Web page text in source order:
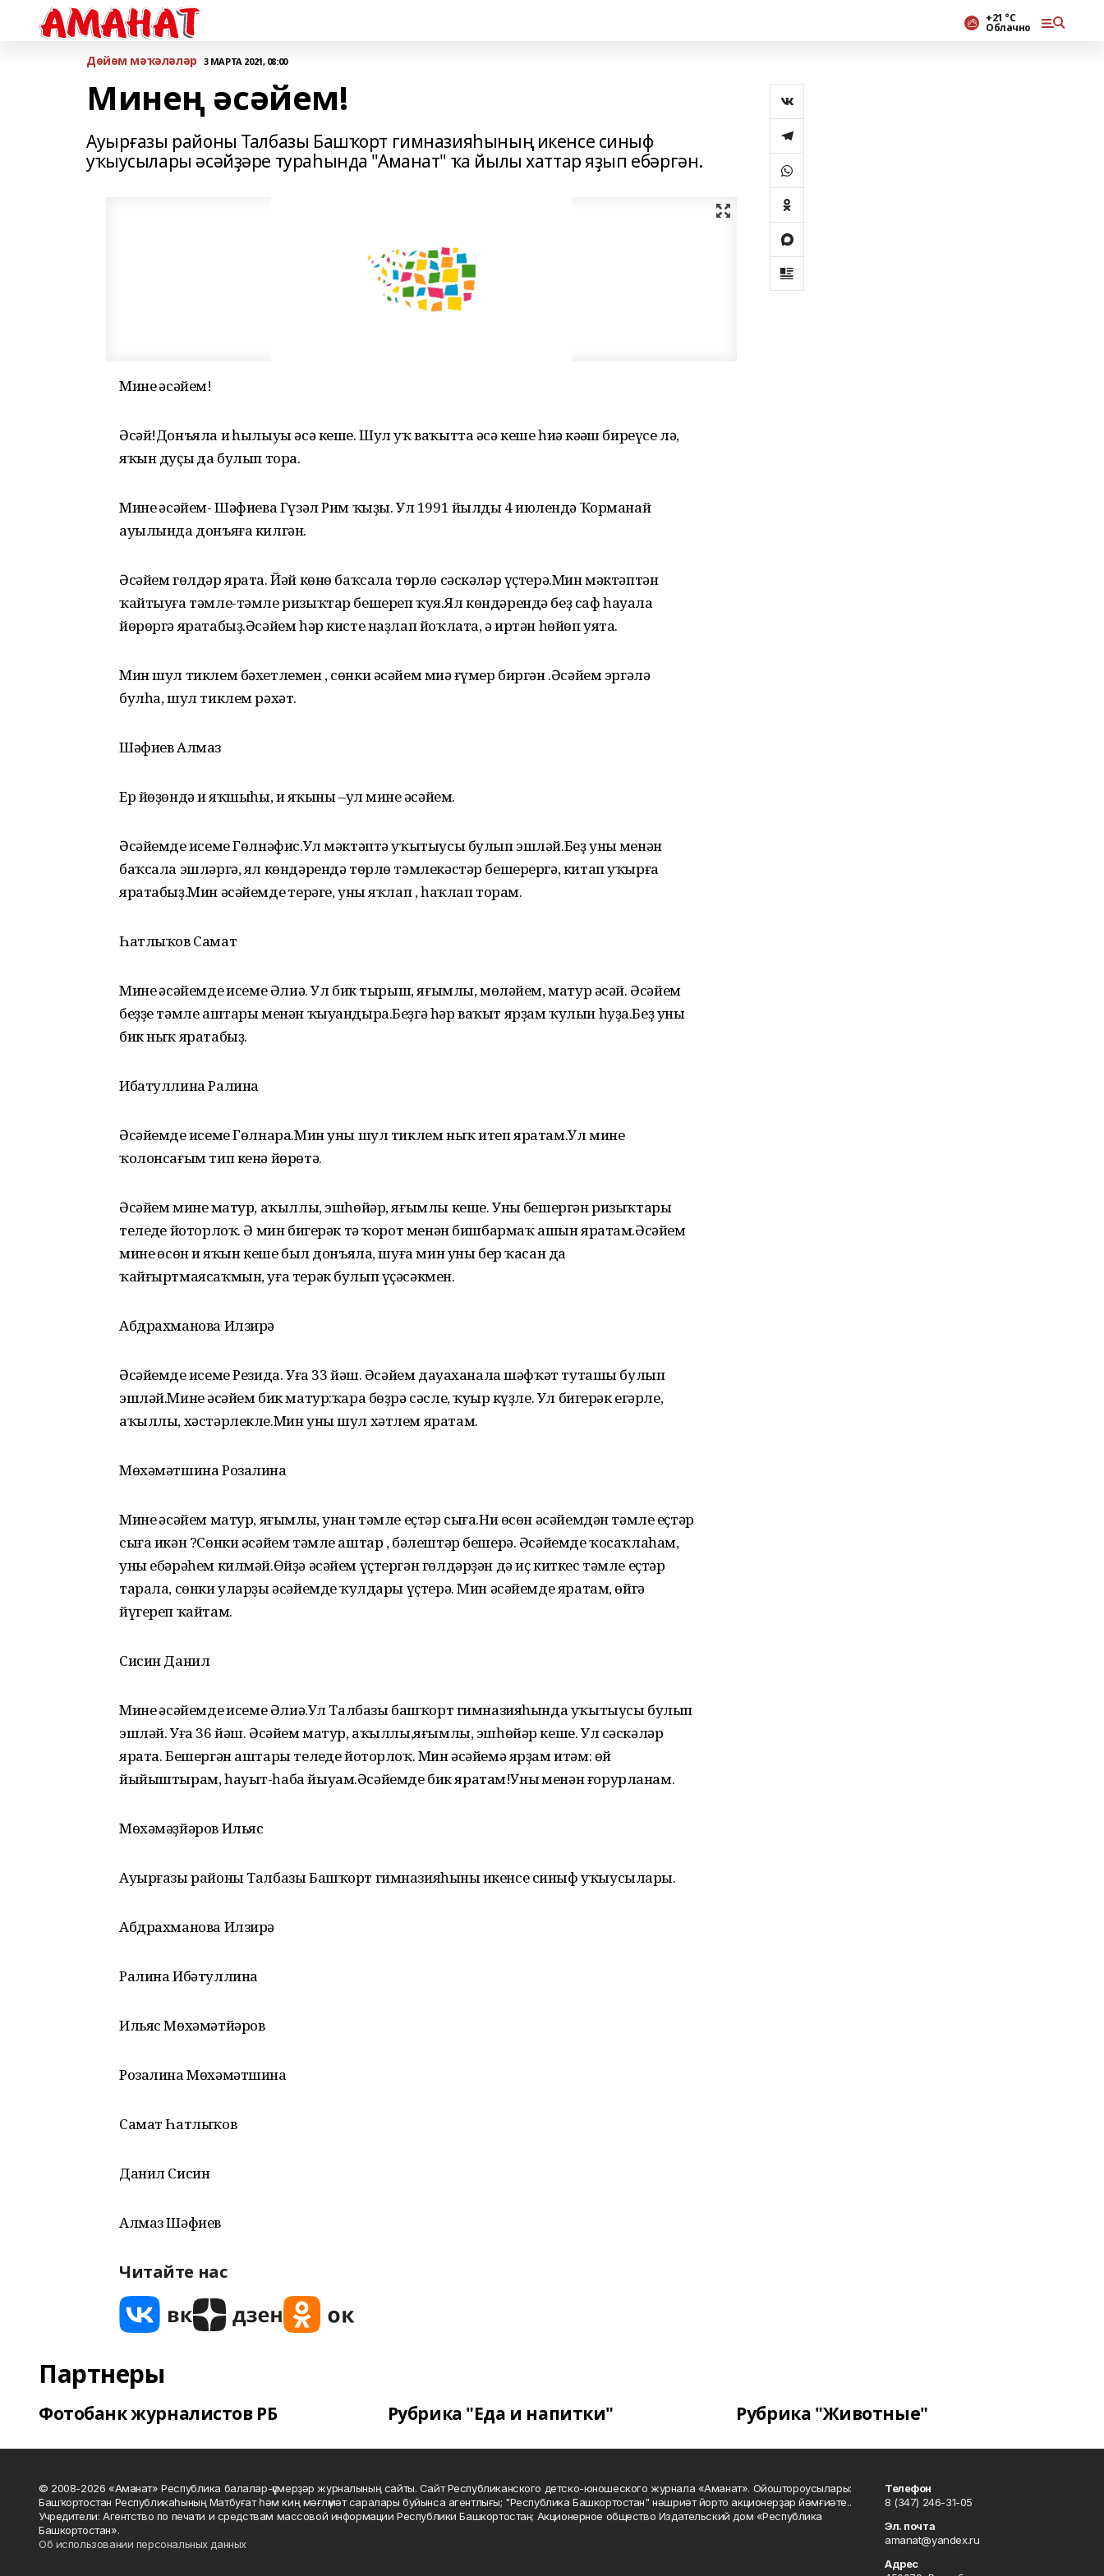
+21 °С
Облачно
Дөйөм мәҡәләләр 3 МАРТА 2021, 08:00
Минең әсәйем!
Ауырғазы районы Талбазы Башҡорт гимназияһының икенсе синыф
уҡыусылары әсәйҙәре тураһында "Аманат" ҡа йылы хаттар яҙып ебәргән.
Минең әсәйем!
Әсәй!Донъяла иң һылыуы әсә кеше. Шул уҡ ваҡытта әсә кеше һиңә кәңәш биреүсе лә,
яҡын дуҫың да булып тора.
Минең әсәйем-Шәфиева Гүзәл Рим ҡыҙы. Ул 1991 йылдың 4 июлендә Ҡорманай
ауылында донъяға килгән.
Әсәйем гөлдәр ярата. Йәй көнө баҡсала төрлө сәскәләр үҫтерә.Мин мәктәптән
ҡайтыуға тәмле-тәмле ризыҡтар бешереп ҡуя.Ял көндәрендә беҙ саф һауала
йөрөргә яратабыҙ.Әсәйем һәр кисте наҙлап йоҡлата, ә иртән һөйөп уята.
Мин шул тиклем бәхетлемен , сөнки әсәйем миңә ғүмер биргән .Әсәйем эргәлә
булһа, шул тиклем рәхәт.
Шәфиев Алмаз
Ер йөҙөндә иң яҡшыһы, иңяҡыны –ул минең әсәйем.
Әсәйемдең исеме Гөлнәфис.Ул мәктәптә уҡытыусы булып эшләй.Беҙ уның менән
баҡсала эшләргә, ял көндәрендә төрлө тәмлекәстәр бешерергә, китап уҡырға
яратабыҙ.Мин әсәйемдең терәге, уны яҡлап , һаҡлап торам.
Һатлыҡов Самат
Минеңәсәйемдең исеме Әлиә. Ул бик тырыш, яғымлы, мөләйем, матур әсәй. Әсәйем
беҙҙе тәмле аштары менән ҡыуандыра.Беҙгә һәр ваҡыт ярҙам ҡулын һуҙа.Беҙ уны
бик ныҡ яратабыҙ.
Ибатуллина Ралина
Әсәйемдең исеме Гөлнара.Мин уны шул тиклем ныҡ итеп яратам.Ул мине
ҡолонсағым тип кенә йөрөтә.
Әсәйем минең матур, аҡыллы, эшһөйәр, яғымлы кеше. Уның бешергән ризыҡтары
телеңде йоторлоҡ. Ә мин бигерәк тә ҡорот менән бишбармаҡ ашын яратам.Әсәйем
минең өсөн иң яҡын кеше был донъяла, шуға мин уны бер ҡасан да
ҡайғыртмаясаҡмын, уға терәк булып үҫәсәкмен.
Абдрахманова Илзирә
Әсәйемдең исеме Резида. Уға 33 йәш. Әсәйем дауаханала шәфҡәт туташы булып
эшләй.Минең әсәйем бик матур:ҡара бөҙрә сәсле, ҡуңыр күҙле. Ул бигерәк егәрле,
аҡыллы, хәстәрлекле.Мин уны шул хәтлем яратам.
Мөхәмәтшина Розалина
Минең әсәйем матур, яғымлы, унан тәмле еҫтәр сыға.Ни өсөн әсәйемдән тәмле еҫтәр
сыға икән ?Сөнки әсәйем тәмле аштар , бәлештәр бешерә. Әсәйемдеҡосаҡлаһам,
уны ебәрәһем килмәй.Өйҙә әсәйем үҫтергән гөлдәрҙән дә иҫ киткес тәмле еҫтәр
тарала, сөнки уларҙы әсәйемдең ҡулдары үҫтерә. Мин әсәйемде яратам, өйгә
йүгереп ҡайтам.
Сисин Данил
Минең әсәйемдең исеме Әлиә.Ул Талбазы башҡорт гимназияһында уҡытыусы булып
эшләй. Уға 36 йәш. Әсәйем матур, аҡыллы,яғымлы, эшһөйәр кеше. Ул сәскәләр
ярата. Бешергән аштары телеңде йоторлоҡ. Мин әсәйемә ярҙам итәм: өй
йыйыштырам, һауыт-һаба йыуам.Әсәйемде бик яратам!Уның менән ғорурланам.
Мөхәмәҙйәров Ильяс
Ауырғазы районы Талбазы Башҡорт гимназияһының икенсе синыф уҡыусылары.
Абдрахманова Илзирә
Ралина Ибәтуллина
Ильяс Мөхәмәтйәров
Розалина Мөхәмәтшина
Самат Һатлыҡов
Данил Сисин
Алмаз Шәфиев
Читайте нас
Партнеры
Фотобанк журналистов РБ Рубрика "Еда и напитки" Рубрика "Животные"
© 2008-2026 «Аманат» Республика балалар-үҫмерҙәр журналының сайты. Сайт Республиканского детско-юношеского журнала «Аманат». Ойоштороусылары:
Башҡортостан Республикаһының Матбуғат һәм киң мәғлүмәт саралары буйынса агентлығы; "Республика Башкортостан" нәшриәт йорто акционерҙар йәмғиәте..
Учредители: Агентство по печати и средствам массовой информации Республики Башкортостан; Акционерное общество Издательский дом «Республика
Башкортостан».
Об использовании персональных данных
Телефон
8 (347) 246-31-05
Эл. почта
amanat@yandex.ru
Адрес